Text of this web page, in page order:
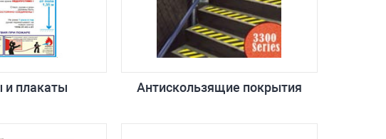
и плакаты Антискользящие покрытия